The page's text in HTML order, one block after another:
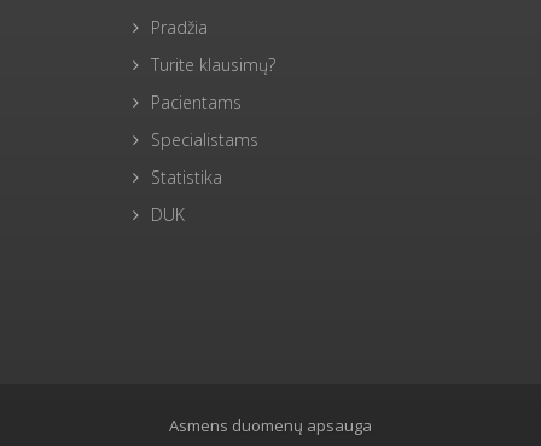
Pradžia
Turite klausimų?
Pacientams
Specialistams
Statistika
DUK
Asmens duomenų apsauga